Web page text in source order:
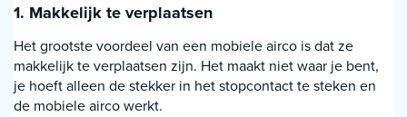
1. Makkelijk te verplaatsen
Het grootste voordeel van een mobiele airco is dat ze
makkelijk te verplaatsen zijn. Het maakt niet waar je bent,
je hoeft alleen de stekker in het stopcontact te steken en
de mobiele airco werkt.